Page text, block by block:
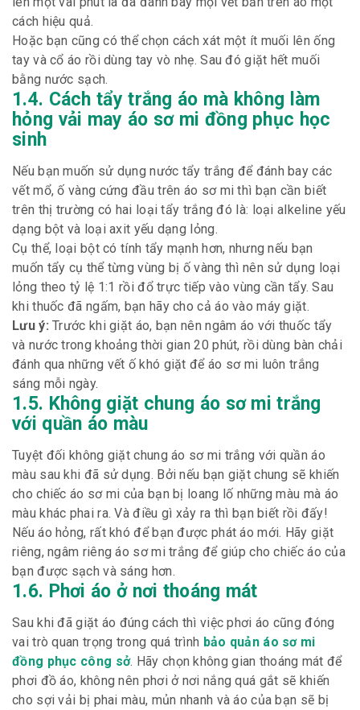
cách hiệu quả.
Hoặc bạn cũng có thể chọn cách xát một ít muối lên ống
tay và cổ áo rồi dùng tay vò nhẹ. Sau đó giặt hết muối
bằng nước sạch.
1.4. Cách tẩy trắng áo mà không làm
hỏng vải may áo sơ mi đồng phục học
sinh
Nếu bạn muốn sử dụng nước tẩy trắng để đánh bay các
vết mổ, ố vàng cứng đầu trên áo sơ mi thì bạn cần biết
trên thị trường có hai loại tẩy trắng đó là: loại alkeline yếu
dạng bột và loại axit yếu dạng lỏng.
Cụ thể, loại bột có tính tẩy mạnh hơn, nhưng nếu bạn
muốn tẩy cụ thể từng vùng bị ố vàng thì nên sử dụng loại
lỏng theo tỷ lệ 1:1 rồi đổ trực tiếp vào vùng cần tẩy. Sau
khi thuốc đã ngấm, bạn hãy cho cả áo vào máy giặt.
Lưu ý: Trước khi giặt áo, bạn nên ngâm áo với thuốc tẩy
và nước trong khoảng thời gian 20 phút, rồi dùng bàn chải
đánh qua những vết ố khó giặt để áo sơ mi luôn trắng
sáng mỗi ngày.
1.5. Không giặt chung áo sơ mi trắng
với quần áo màu
Tuyệt đối không giặt chung áo sơ mi trắng với quần áo
màu sau khi đã sử dụng. Bởi nếu bạn giặt chung sẽ khiến
cho chiếc áo sơ mi của bạn bị loang lố những màu mà áo
màu khác phai ra. Và điều gì xảy ra thì bạn biết rồi đấy!
Nếu áo hỏng, rất khó để bạn được phát áo mới. Hãy giặt
riêng, ngâm riêng áo sơ mi trắng để giúp cho chiếc áo của
bạn được sạch và sáng hơn.
1.6. Phơi áo ở nơi thoáng mát
Sau khi đã giặt áo đúng cách thì việc phơi áo cũng đóng
vai trò quan trọng trong quá trình bảo quản áo sơ mi
đồng phục công sở. Hãy chọn không gian thoáng mát để
phơi đồ áo, không nên phơi ở nơi nắng quá gắt sẽ khiến
cho sợi vải bị phai màu, mủn nhanh và áo của bạn sẽ bị